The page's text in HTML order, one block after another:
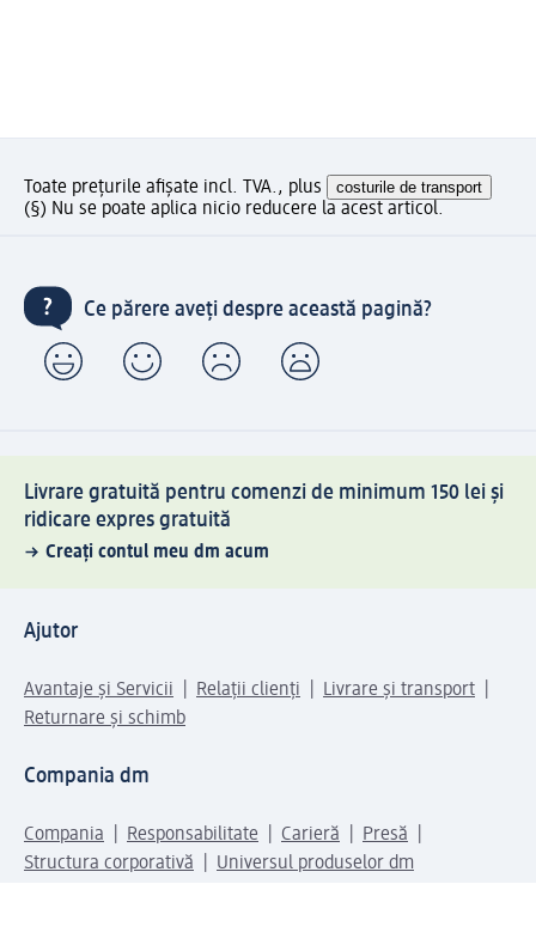
Toate prețurile afișate incl. TVA., plus costurile de transport
(§) Nu se poate aplica nicio reducere la acest articol.
Ce părere aveți despre această pagină?
Livrare gratuită pentru comenzi de minimum 150 lei și
ridicare expres gratuită
Creați contul meu dm acum
Ajutor
Avantaje și Servicii Relații clienți
Livrare și transport
Returnare și schimb
Compania dm
Compania Responsabilitate Carieră
Presă
Structura corporativă
Universul produselor dm